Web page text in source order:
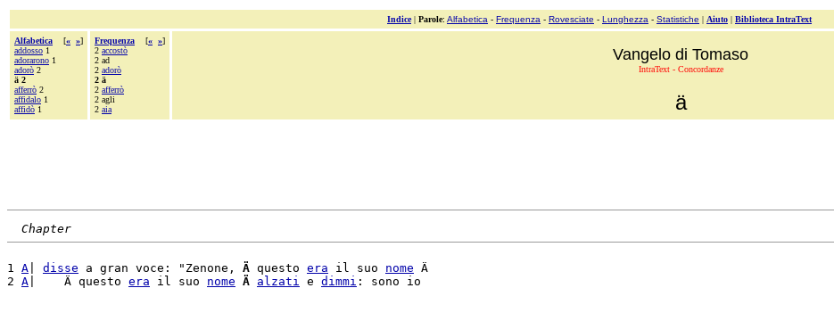
Indice| Parole: Alfabetica - Frequenza - Rovesciate - Lunghezza - Statistiche | Aiuto | Biblioteca IntraText
Alfabetica [« »]
addosso 1
adorarono 1
adorò 2
ä 2
afferrò 2
affidalo 1
affidò 1
Frequenza [« »]
2 accostò
2 ad
2 adorò
2 ä
2 afferrò
2 agli
2 aia
Vangelo di Tomaso
IntraText - Concordanze
ä
Chapter
1 A disse a gran voce: "Zenone, Ä questo era il suo nome Ä
2 A |    Ä questo era il suo nome Ä alzati e dimmi